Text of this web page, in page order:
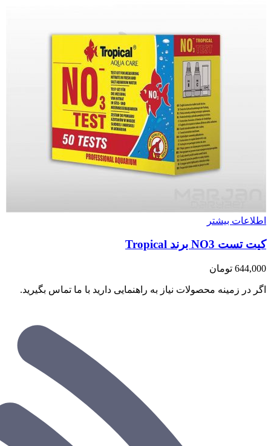
اطلاعات بیشتر
کیت تست NO3 برند Tropical
644,000 تومان
اگر در زمینه محصولات نیاز به راهنمایی دارید با ما تماس بگیرید.